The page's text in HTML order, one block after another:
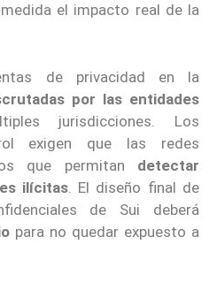
el impacto real de la
de privacidad en la
por las entidades
jurisdicciones. Los
exigen que las redes
que permitan detectar
ilícitas. El diseño final de
de Sui deberá
para no quedar expuesto a